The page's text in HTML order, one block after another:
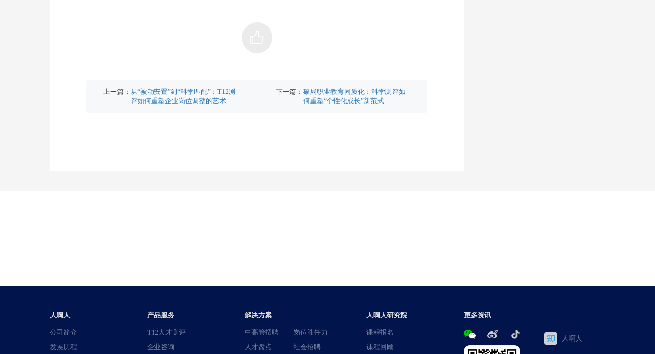
上一篇： 从“被动安置”到“科学匹配”：T12测
评如何重塑企业岗位调整的艺术
下一篇： 破局职业教育同质化：科学测评如
何重塑“个性化成长”新范式
人啊人
公司简介
发展历程
产品服务
T12人才测评
企业咨询
解决方案
中高管招聘 岗位胜任力
人才盘点 社会招聘
人啊人研究院
课程报名
课程回顾
更多资讯
人啊人